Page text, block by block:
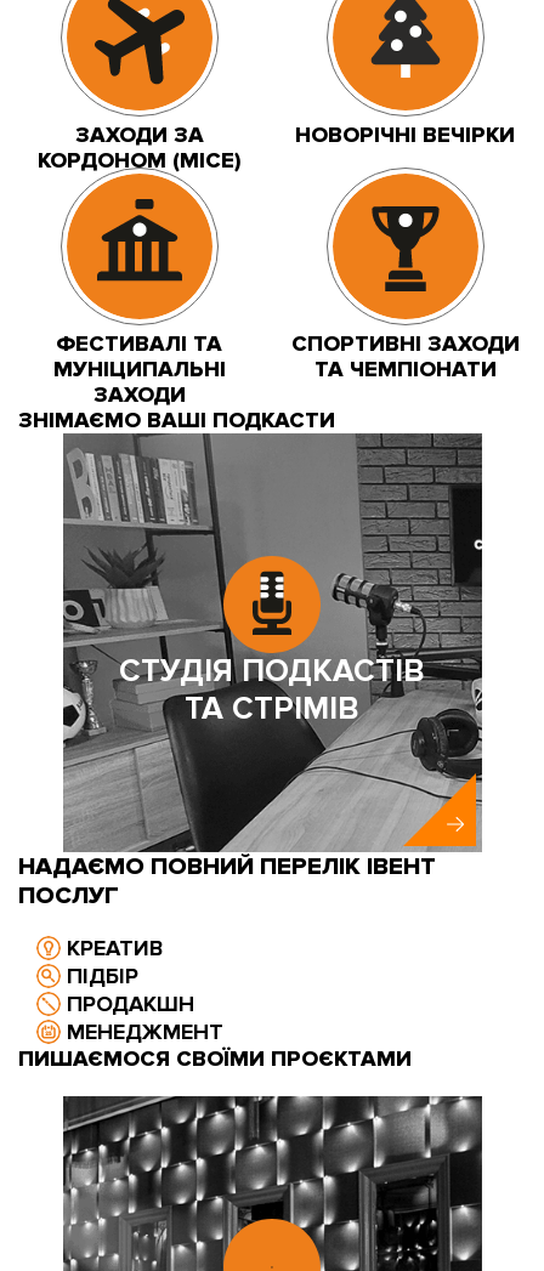
ЗАХОДИ ЗА
КОРДОНОМ (MICE)
НОВОРІЧНІ ВЕЧІРКИ
ФЕСТИВАЛІ ТА
МУНІЦИПАЛЬНІ
ЗАХОДИ
СПОРТИВНІ ЗАХОДИ
ТА ЧЕМПІОНАТИ
ЗНІМАЄМО ВАШІ ПОДКАСТИ
СТУДІЯ ПОДКАСТІВ
ТА СТРІМІВ
НАДАЄМО ПОВНИЙ ПЕРЕЛІК ІВЕНТ
ПОСЛУГ
КРЕАТИВ
ПІДБІР
ПРОДАКШН
МЕНЕДЖМЕНТ
ПИШАЄМОСЯ СВОЇМИ ПРОЄКТАМИ